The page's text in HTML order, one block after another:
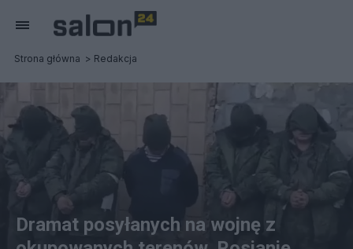
Strona główna Redakcja
Dramat posyłanych na wojnę z